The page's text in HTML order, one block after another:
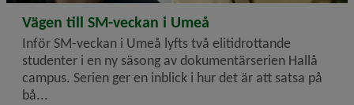
2026-03-23
Vägen till SM-veckan i Umeå
Inför SM-veckan i Umeå lyfts två elitidrottande
studenter i en ny säsong av dokumentärserien Hallå
campus. Serien ger en inblick i hur det är att satsa på
bå...